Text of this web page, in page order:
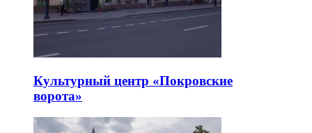
Культурный центр «Покровские
ворота»